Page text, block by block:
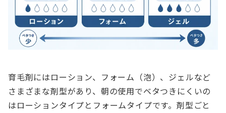
育毛剤にはローション、フォーム（泡）、ジェルなど
さまざまな剤型があり、朝の使用でベタつきにくいの
はローションタイプとフォームタイプです。剤型ごと